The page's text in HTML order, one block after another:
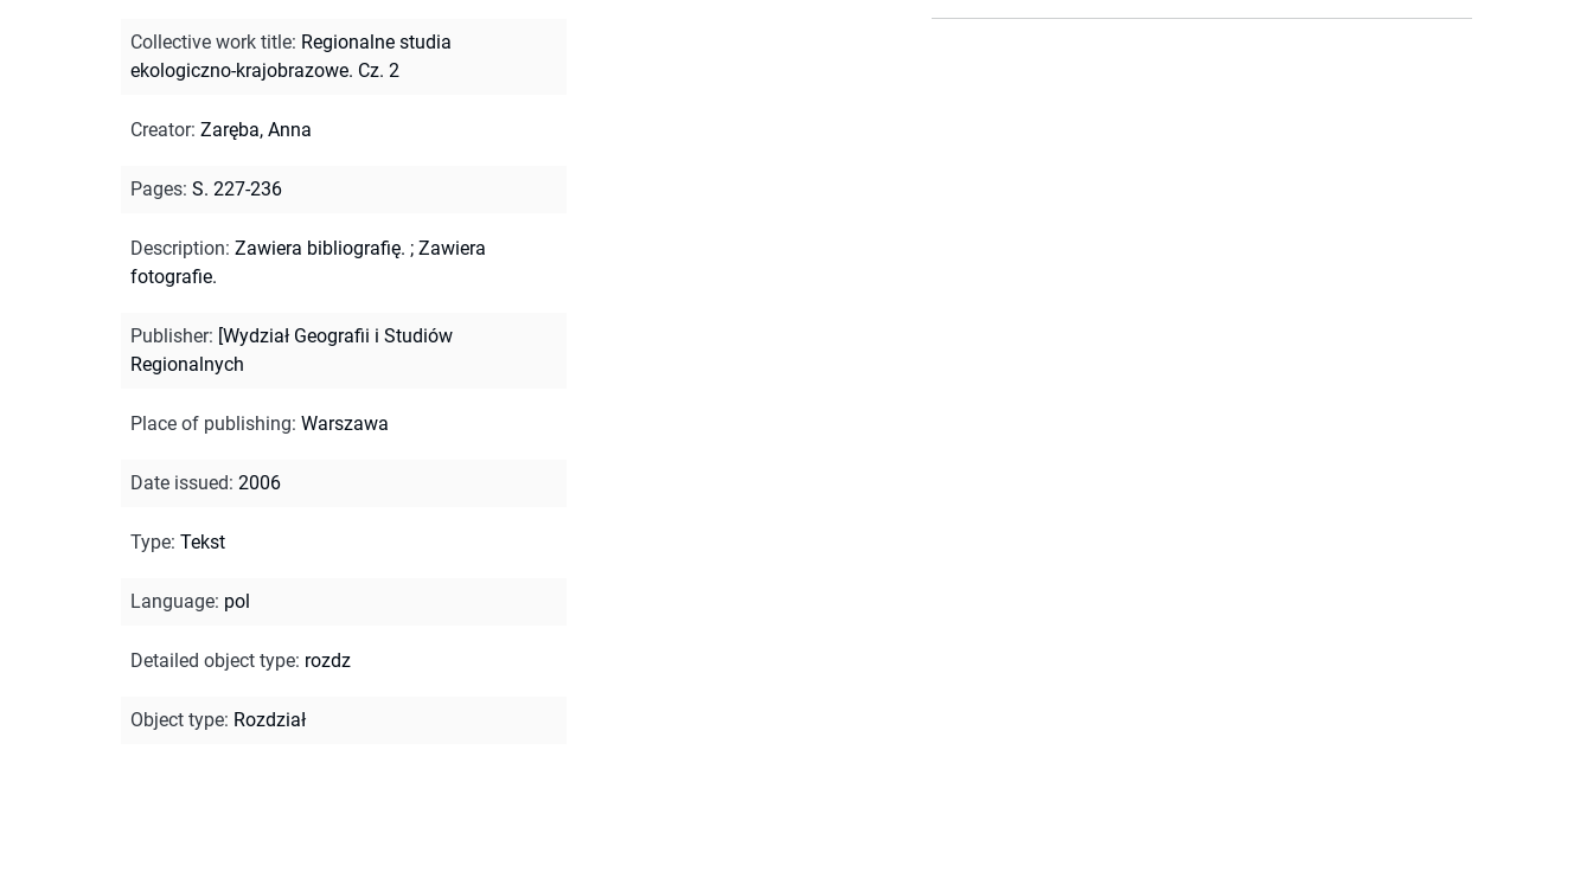
Collective work title: Regionalne studia
ekologiczno-krajobrazowe. Cz. 2
Creator: Zaręba, Anna
Pages: S. 227-236
Description: Zawiera bibliografię. ; Zawiera
fotografie.
Publisher: [Wydział Geografii i Studiów
Regionalnych
Place of publishing: Warszawa
Date issued: 2006
Type: Tekst
Language: pol
Detailed object type: rozdz
Object type: Rozdział